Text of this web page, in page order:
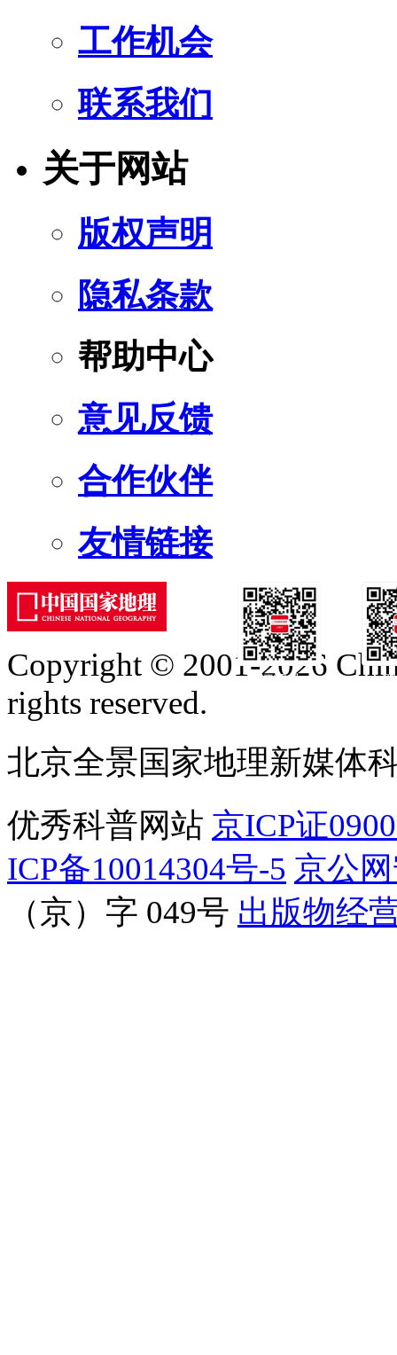
工作机会
联系我们
关于网站
版权声明
隐私条款
帮助中心
意见反馈
合作伙伴
友情链接
订阅号
Copyright © 2001-2026
rights reserved.
北京全景国家地理新媒体
优秀科普网站 京ICP证
ICP备10014304号-5 京公
（京）字 049号 出版物经